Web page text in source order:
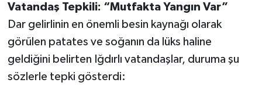
Vatandaş Tepkili: “Mutfakta Yangın Var”
Dar gelirlinin en önemli besin kaynağı olarak
görülen patates ve soğanın da lüks haline
geldiğini belirten Iğdırlı vatandaşlar, duruma şu
sözlerle tepki gösterdi: